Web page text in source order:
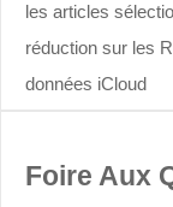
les articles
réduction sur les
données iCloud
Foire Aux